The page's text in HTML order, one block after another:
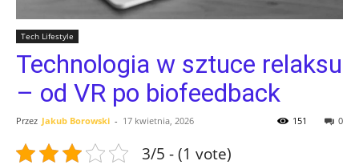
Tech Lifestyle
Technologia w sztuce relaksu
– od VR po biofeedback
Przez Jakub Borowski - 17 kwietnia, 2026 0
151
3/5 - (1 vote)